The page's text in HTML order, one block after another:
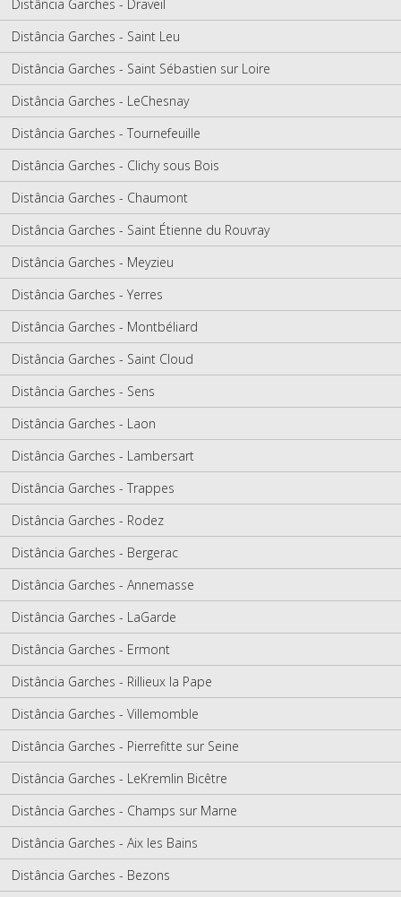
Distância Garches - Draveil
Distância Garches - Saint Leu
Distância Garches - Saint Sébastien sur Loire
Distância Garches - LeChesnay
Distância Garches - Tournefeuille
Distância Garches - Clichy sous Bois
Distância Garches - Chaumont
Distância Garches - Saint Étienne du Rouvray
Distância Garches - Meyzieu
Distância Garches - Yerres
Distância Garches - Montbéliard
Distância Garches - Saint Cloud
Distância Garches - Sens
Distância Garches - Laon
Distância Garches - Lambersart
Distância Garches - Trappes
Distância Garches - Rodez
Distância Garches - Bergerac
Distância Garches - Annemasse
Distância Garches - LaGarde
Distância Garches - Ermont
Distância Garches - Rillieux la Pape
Distância Garches - Villemomble
Distância Garches - Pierrefitte sur Seine
Distância Garches - LeKremlin Bicêtre
Distância Garches - Champs sur Marne
Distância Garches - Aix les Bains
Distância Garches - Bezons